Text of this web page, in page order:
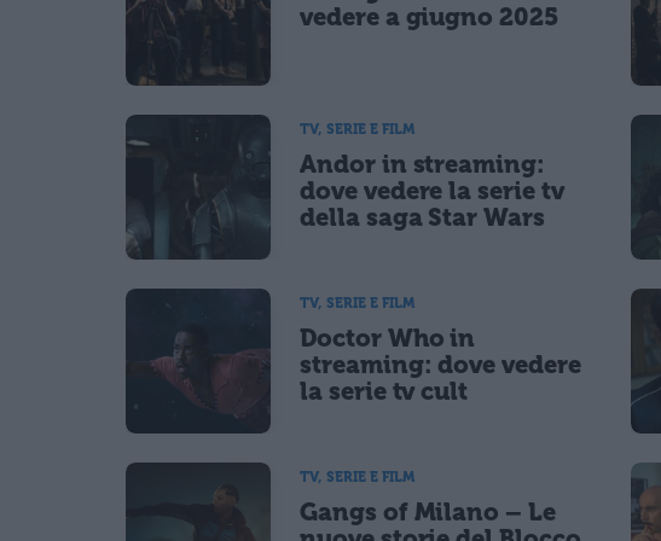
vedere a giugno 2025
TV, SERIE E FILM
Andor in streaming:
dove vedere la serie tv
della saga Star Wars
TV, SERIE E FILM
Doctor Who in
streaming: dove vedere
la serie tv cult
TV, SERIE E FILM
Gangs of Milano – Le